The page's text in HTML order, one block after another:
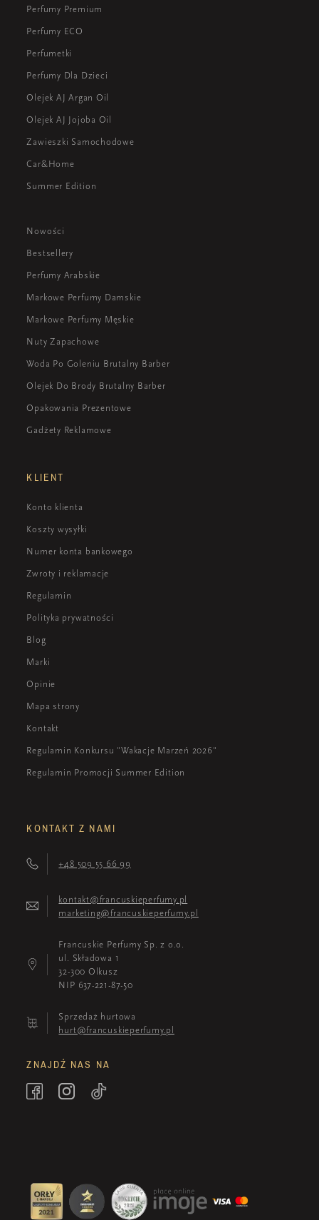
Perfumy Premium
Perfumy ECO
Perfumetki
Perfumy Dla Dzieci
Olejek AJ Argan Oil
Olejek AJ Jojoba Oil
Zawieszki Samochodowe
Car&Home
Summer Edition
Nowości
Bestsellery
Perfumy Arabskie
Markowe Perfumy Damskie
Markowe Perfumy Męskie
Nuty Zapachowe
Woda Po Goleniu Brutalny Barber
Olejek Do Brody Brutalny Barber
Opakowania Prezentowe
Gadżety Reklamowe
KLIENT
Konto klienta
Koszty wysyłki
Numer konta bankowego
Zwroty i reklamacje
Regulamin
Polityka prywatności
Blog
Marki
Opinie
Mapa strony
Kontakt
Regulamin Konkursu "Wakacje Marzeń 2026"
Regulamin Promocji Summer Edition
KONTAKT Z NAMI
+48 509 55 66 99
kontakt@francuskieperfumy.pl
marketing@francuskieperfumy.pl
Francuskie Perfumy Sp. z o.o.
ul. Składowa 1
32-300 Olkusz
NIP 637-221-87-50
Sprzedaż hurtowa
hurt@francuskieperfumy.pl
ZNAJDŹ NAS NA